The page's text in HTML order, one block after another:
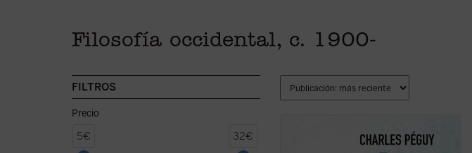
Filosofía occidental, c. 1900-
FILTROS
Precio
5€ 32€
Este libro reúne los dos últimos escritos
de Charles Péguy antes de su muerte